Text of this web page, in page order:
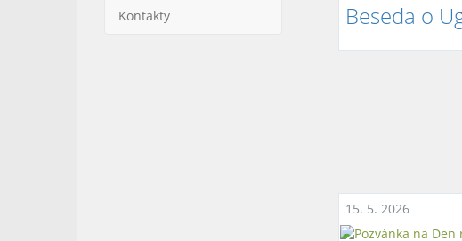
Kontakty Beseda o
15. 5. 2026